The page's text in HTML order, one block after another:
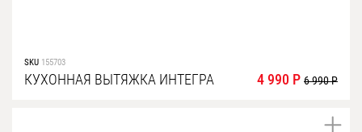
SKU 155703
КУХОННАЯ ВЫТЯЖКА ИНТЕГРА 4 990 Р 6 990 Р